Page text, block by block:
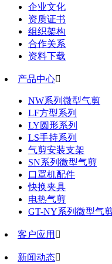
企业文化
资质证书
组织架构
合作关系
资料下载
产品中心
NW系列微型气剪
LF方型系列
LY圆形系列
LS手持系列
气剪安装支架
SN系列微型气剪
口罩机配件
快换夹具
电热气剪
GT-NY系列微型气
客户应用 
新闻动态